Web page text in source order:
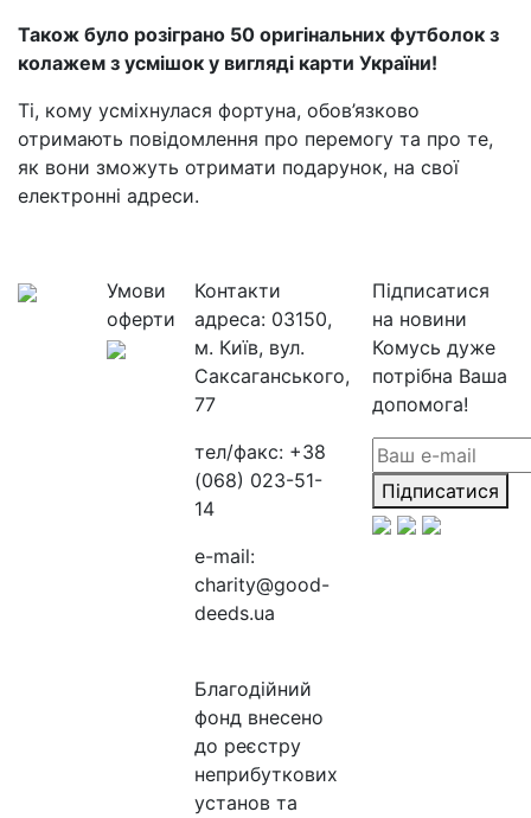
Також було розіграно 50 оригінальних футболок з
колажем з усмішок у вигляді карти України!
Ті, кому усміхнулася фортуна, обов’язково
отримають повідомлення про перемогу та про те,
як вони зможуть отримати подарунок, на свої
електронні адреси.
Умови
оферти
Контакти
адреса: 03150,
м. Київ, вул.
Саксаганського,
77
тел/факс: +38
(068) 023-51-
14
e-mail:
charity@good-
deeds.ua
Благодійний
фонд внесено
до реєстру
неприбуткових
установ та
Підписатися
на новини
Комусь дуже
потрібна Ваша
допомога!
Підписатися